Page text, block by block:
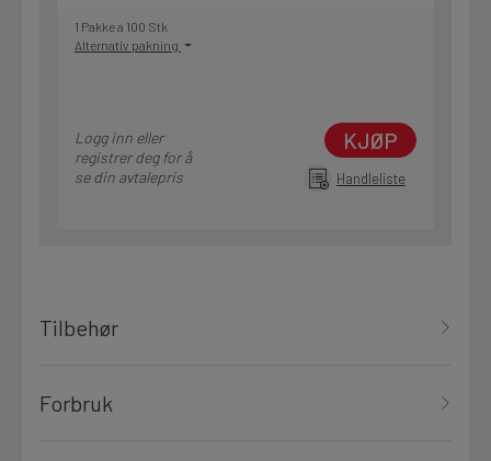
1 Pakke a 100 Stk
Alternativ pakning
Logg inn eller
registrer deg for å
se din avtalepris
KJØP
Handleliste
Tilbehør
Forbruk